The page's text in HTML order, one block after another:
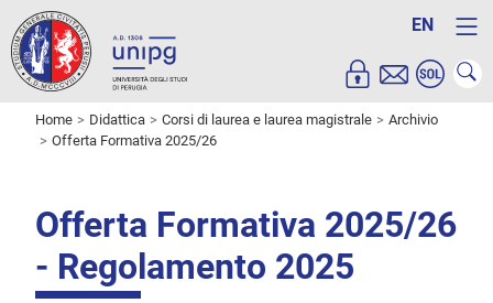
EN
Home Didattica Corsi di laurea e laurea magistrale
Archivio
Offerta Formativa 2025/26
Offerta Formativa 2025/26
- Regolamento 2025